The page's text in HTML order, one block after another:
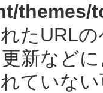
themes/
たURL
新など
ていな